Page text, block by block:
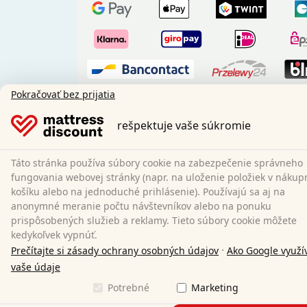
Predplatba
Naši prepravní partneri:
Sociálne médiá:
Pokračovať bez prijatia
rešpektuje vaše súkromie
Táto stránka používa súbory cookie na zabezpečenie správneho
fungovania webovej stránky (napr. na uloženie položiek v
košíku alebo na jednoduché prihlásenie). Používajú sa aj na
anonymné meranie počtu návštevníkov alebo na ponuku
prispôsobených služieb a reklamy. Tieto súbory cookie môžete
kedykoľvek vypnúť.
Prečítajte si zásady ochrany osobných údajov · Ako Google
vaše údaje
Potrebné
Marketing